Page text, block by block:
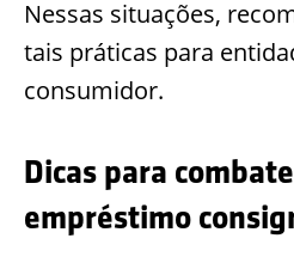
Nessas situações,
tais práticas para
consumidor.
Dicas para
empréstimo